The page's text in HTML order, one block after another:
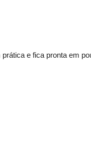
e fica pronta em